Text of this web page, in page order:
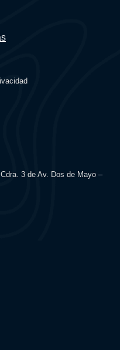
3 de Av. Dos de Mayo –